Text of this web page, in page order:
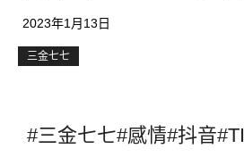
2023年1月13日
三金七七
#三金七七#感情#抖音